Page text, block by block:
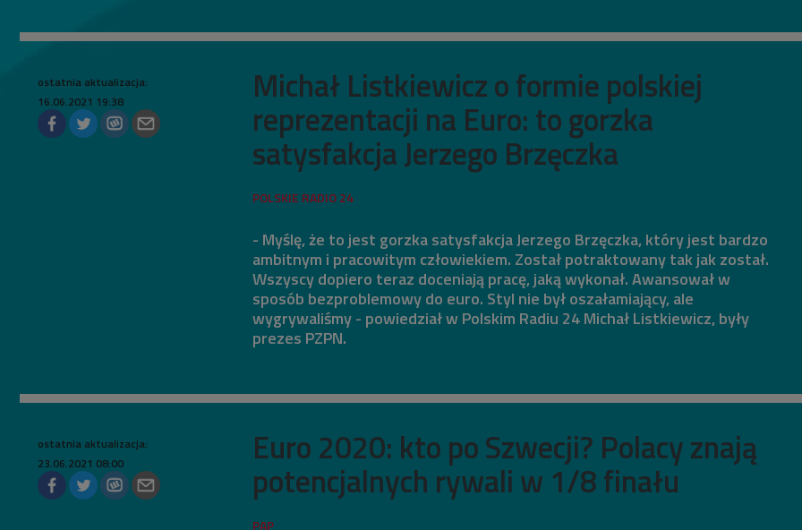
Michał Listkiewicz o formie polskiej
reprezentacji na Euro: to gorzka
satysfakcja Jerzego Brzęczka
ostatnia aktualizacja:
16.06.2021 19:38
- Myślę, że to jest gorzka satysfakcja Jerzego Brzęczka, który jest bardzo
ambitnym i pracowitym człowiekiem. Został potraktowany tak jak został.
Wszyscy dopiero teraz doceniają pracę, jaką wykonał. Awansował w
sposób bezproblemowy do euro. Styl nie był oszałamiający, ale
wygrywaliśmy - powiedział w Polskim Radiu 24 Michał Listkiewicz, były
prezes PZPN.
Euro 2020: kto po Szwecji? Polacy znają
potencjalnych rywali w 1/8 finału
ostatnia aktualizacja:
23.06.2021 08:00